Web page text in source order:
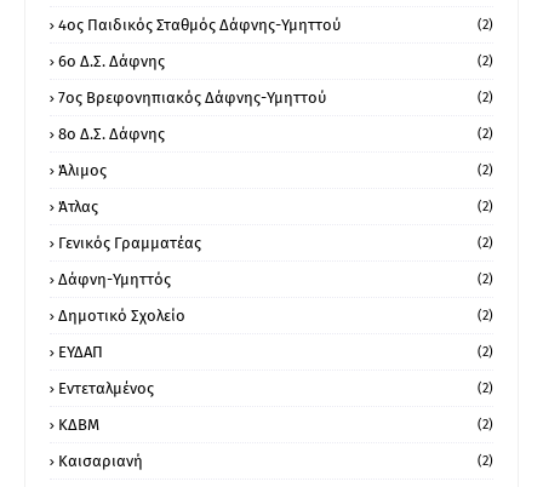
4ος Παιδικός Σταθμός Δάφνης-Υμηττού (2)
6ο Δ.Σ. Δάφνης (2)
7ος Βρεφονηπιακός Δάφνης-Υμηττού (2)
8ο Δ.Σ. Δάφνης (2)
Άλιμος (2)
Άτλας (2)
Γενικός Γραμματέας (2)
Δάφνη-Υμηττός (2)
Δημοτικό Σχολείο (2)
ΕΥΔΑΠ (2)
Εντεταλμένος (2)
ΚΔΒΜ (2)
Καισαριανή (2)